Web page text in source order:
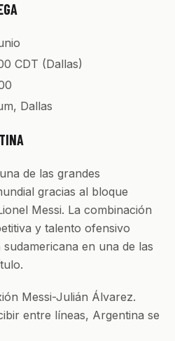
CDT (Dallas)
Dallas
de las grandes
gracias al bloque
Messi. La combinación
y talento ofensivo
en una de las
Messi-Julián Álvarez.
entre líneas, Argentina se